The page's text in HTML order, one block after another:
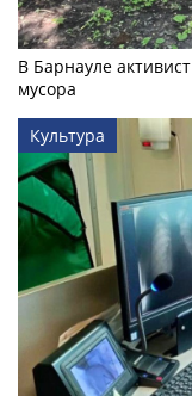
В Барнауле
мусора
Культура